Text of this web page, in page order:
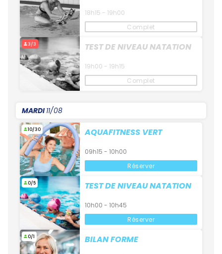
18h15 - 19h00
Complet
3/3 TEST DE NIVEAU NATATION
19h00 - 19h15
Complet
MARDI11/08
10/30 AQUAFITNESS VERT
09h15 - 10h00
Réserver
0/5 TEST DE NIVEAU NATATION
10h00 - 10h45
Réserver
0/1 BILAN FORME